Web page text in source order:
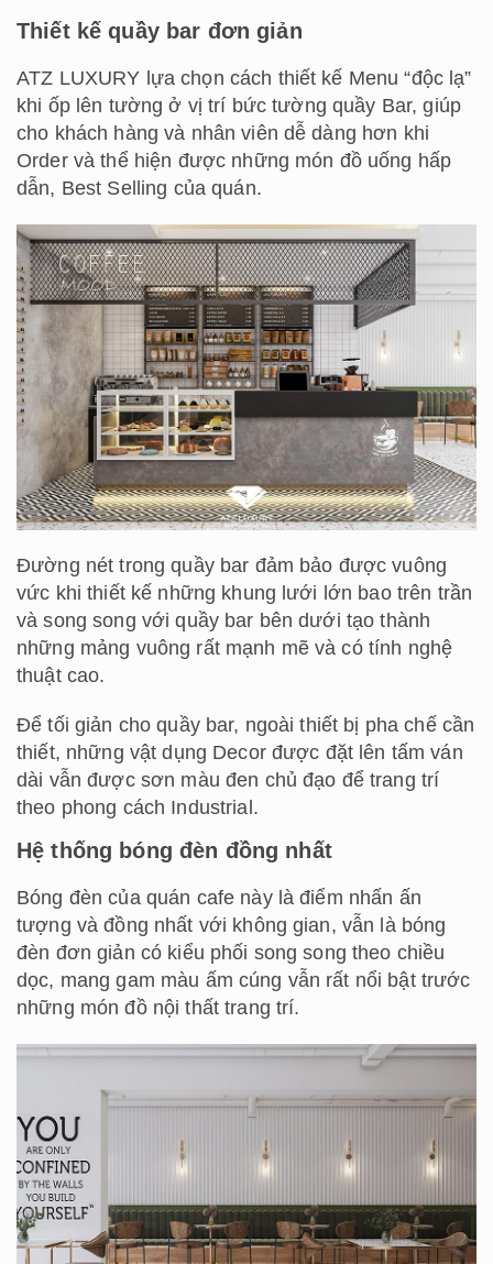
Thiết kế quầy bar đơn giản
ATZ LUXURY lựa chọn cách thiết kế Menu “độc lạ”
khi ốp lên tường ở vị trí bức tường quầy Bar, giúp
cho khách hàng và nhân viên dễ dàng hơn khi
Order và thể hiện được những món đồ uống hấp
dẫn, Best Selling của quán.
Đường nét trong quầy bar đảm bảo được vuông
vức khi thiết kế những khung lưới lớn bao trên trần
và song song với quầy bar bên dưới tạo thành
những mảng vuông rất mạnh mẽ và có tính nghệ
thuật cao.
Để tối giản cho quầy bar, ngoài thiết bị pha chế cần
thiết, những vật dụng Decor được đặt lên tấm ván
dài vẫn được sơn màu đen chủ đạo để trang trí
theo phong cách Industrial.
Hệ thống bóng đèn đồng nhất
Bóng đèn của quán cafe này là điểm nhấn ấn
tượng và đồng nhất với không gian, vẫn là bóng
đèn đơn giản có kiểu phối song song theo chiều
dọc, mang gam màu ấm cúng vẫn rất nổi bật trước
những món đồ nội thất trang trí.